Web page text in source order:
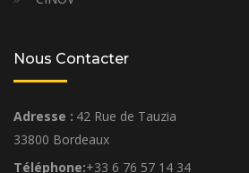
Nous Contacter
Adresse : 42 Rue de Tauzia
33800 Bordeaux
Téléphone:+33 6 76 57 14 34